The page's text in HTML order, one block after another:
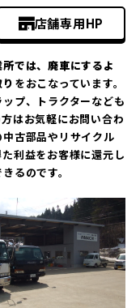
店舗専用HP
では、廃車にするよ
をおこなっています。
プ、トラクターなども
はお気軽にお問い合わ
古部品やリサイクル
利益をお客様に還元し
るのです。